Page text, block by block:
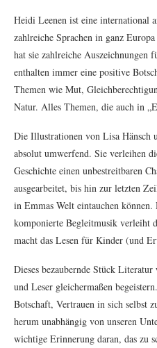
Heidi Leenen ist eine international
zahlreiche Sprachen in ganz
hat sie zahlreiche Auszeichnungen
enthalten immer eine positive
Themen wie Mut,
Natur. Alles Themen, die auch in
Die Illustrationen von Lisa Hänsch
absolut umwerfend. Sie verleihen
Geschichte einen unbestreitbaren
ausgearbeitet, bis hin zur letzten
in Emmas Welt eintauchen
komponierte Begleitmusik verleiht
macht das Lesen für Kinder (und
Dieses bezaubernde Stück
und Leser gleichermaßen
Botschaft, Vertrauen in sich selbst
herum unabhängig von unseren
wichtige Erinnerung daran, das zu